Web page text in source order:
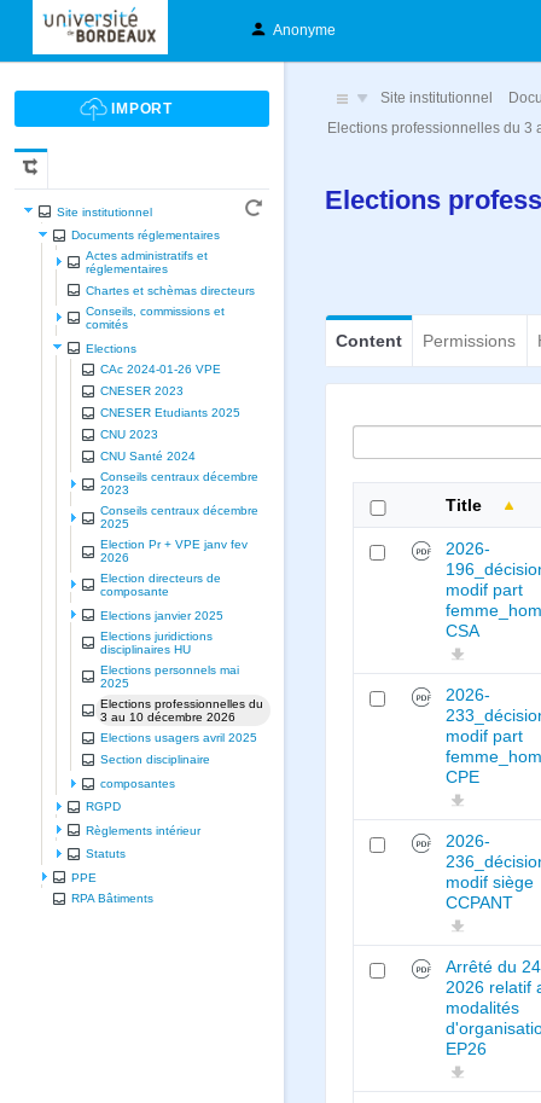
Anonyme
Site institutionnel
Documents réglementaires
Actes administratifs et
réglementaires
Chartes et schèmas directeurs
Conseils, commissions et
comités
Elections
CAc 2024-01-26 VPE
CNESER 2023
CNESER Etudiants 2025
CNU 2023
CNU Santé 2024
Conseils centraux décembre
2023
Conseils centraux décembre
2025
Election Pr + VPE janv fev
2026
Election directeurs de
composante
Elections janvier 2025
Elections juridictions
disciplinaires HU
Elections personnels mai
2025
Elections professionnelles du
3 au 10 décembre 2026
Elections usagers avril 2025
Section disciplinaire
composantes
RGPD
Règlements intérieur
Statuts
PPE
RPA Bâtiments
Site institutionnel
Elections professionnelles du 3
Elections
Content Permissions
Title
2026-
modif part
CSA
2026-
modif part
CPE
2026-
modif siège
CCPANT
Arrêté du
2026 relatif
modalités
EP26